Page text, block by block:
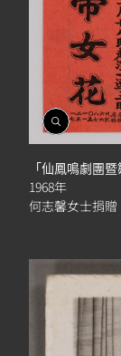
開
啟
相
簿
「仙鳳鳴劇團
1968年
何志馨女士捐贈